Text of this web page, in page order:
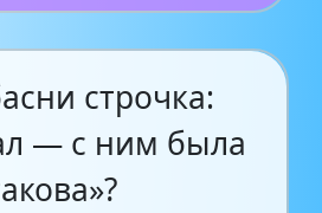
строчка:
— с ним была